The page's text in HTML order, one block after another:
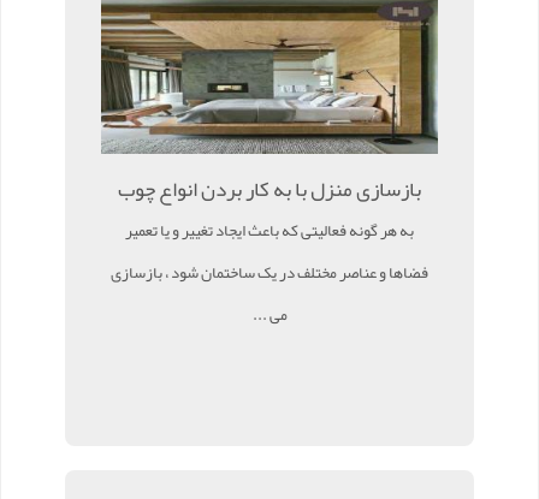
بازسازی منزل با به کار بردن انواع چوب
به هر گونه فعالیتی که باعث ایجاد تغییر و یا تعمیر
فضاها و عناصر مختلف در یک ساختمان شود ، بازسازی
می ...